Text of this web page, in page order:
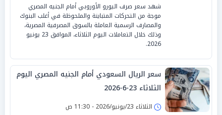
شهد سعر صرف اليورو الأوروبي أمام الجنيه المصري
موجة من التحركات المتباينة والملحوظة في أغلب البنوك
والمصارف الرسمية العاملة بالسوق المصرفية المصرية،
وذلك خلال التعاملات اليوم الثلاثاء، الموافق 23 يونيو
2026.
سعر الريال السعودي أمام الجنيه المصري اليوم
الثلاثاء 23-6-2026
الثلاثاء 23/يونيو/2026 - 11:30 ص